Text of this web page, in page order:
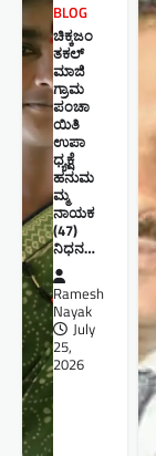
BLOG
ಚಿಕ್ಕಜಂ
ತಕಲ್
ಮಾಜಿ
ಗ್ರಾಮ
ಪಂಚಾ
ಯಿತಿ
ಉಪಾ
ಧ್ಯಕ್ಷೆ
ಹನುಮ
ಮ್ಮ
ನಾಯಕ
(47)
ನಿಧನ…
Ramesh
Nayak
July
25,
2026